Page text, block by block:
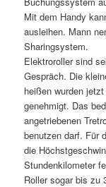
Mit dem Handy
ausleihen. Mann
Sharingsystem.
Elektroroller sind
Gespräch. Die
heißen wurden
genehmigt. Das
angetriebenen
benutzen darf. Für
die
Stundenkilometer
Roller sogar bis zu